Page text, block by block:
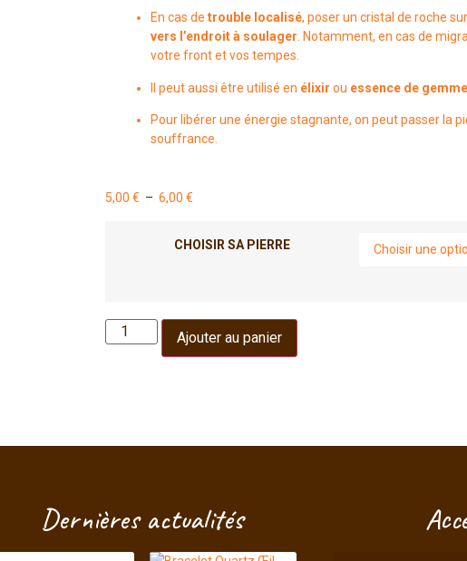
En cas de trouble localisé, poser un cristal de roche
vers l’endroit à soulager. Notamment, en cas de
votre front et vos tempes.
Il peut aussi être utilisé en élixir ou essence de gemme
Pour libérer une énergie stagnante, on peut passer la
souffrance.
5,00 € – 6,00 €
CHOISIR SA PIERRE
Ajouter au panier
Dernières actualités